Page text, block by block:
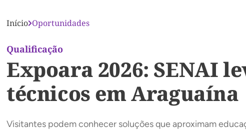
Início Oportunidades
Qualificação
Expoara 2026: SENAI
técnicos em Araguaína
Visitantes podem conhecer soluções que aproximam